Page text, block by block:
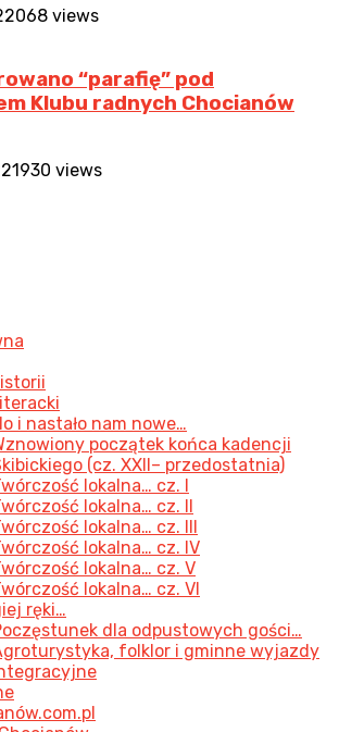
2068 views
“parafię” pod
Klubu radnych Chocianów
1930 views
i nastało nam nowe…
początek końca kadencji
(cz. XXII– przedostatnia)
lokalna… cz. I
lokalna… cz. II
lokalna… cz. III
lokalna… cz. IV
lokalna… cz. V
lokalna… cz. VI
ręki…
dla odpustowych gości…
folklor i gminne wyjazdy